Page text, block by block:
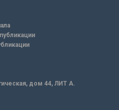
дом 44, ЛИТ А.